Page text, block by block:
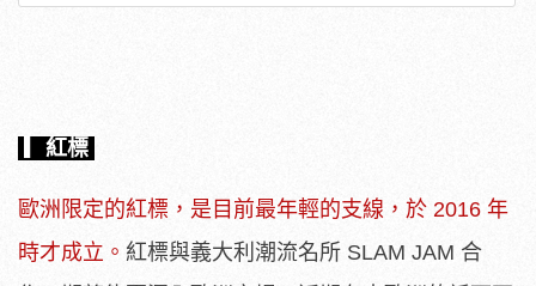
▎紅標
歐洲限定的紅標，是目前最年輕的支線，於 2016 年
時才成立。 紅標與義大利潮流名所 SLAM JAM 合